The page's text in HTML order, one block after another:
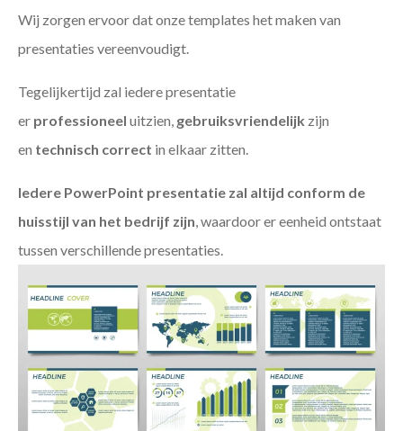
Wij zorgen ervoor dat onze templates het maken van
presentaties vereenvoudigt.
Tegelijkertijd zal iedere presentatie
er professioneel uitzien, gebruiksvriendelijk zijn
en technisch correct in elkaar zitten.
Iedere PowerPoint presentatie zal altijd conform de
huisstijl van het bedrijf zijn, waardoor er eenheid ontstaat
tussen verschillende presentaties.